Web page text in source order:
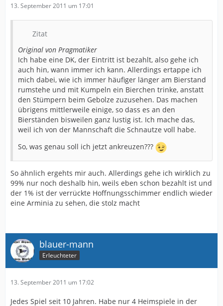
13. September 2011 um 17:01
Zitat
Original von Pragmatiker
Ich habe eine DK, der Eintritt ist bezahlt, also gehe ich
auch hin, wann immer ich kann. Allerdings ertappe ich
mich dabei, wie ich immer häufiger länger am Bierstand
rumstehe und mit Kumpeln ein Bierchen trinke, anstatt
den Stümpern beim Gebolze zuzusehen. Das machen
übrigens mittlerweile einige, so dass es an den
Bierständen bisweilen ganz lustig ist. Ich mache das,
weil ich von der Mannschaft die Schnautze voll habe.
So, was genau soll ich jetzt ankreuzen???
So ähnlich ergehts mir auch. Allerdings gehe ich wirklich zu
99% nur noch deshalb hin, weils eben schon bezahlt ist und
der 1% ist der verrückte Hoffnungsschimmer endlich wieder
eine Arminia zu sehen, die stolz macht
blauer-mann
Erleuchteter
13. September 2011 um 17:02
Jedes Spiel seit 10 Jahren. Habe nur 4 Heimspiele in der